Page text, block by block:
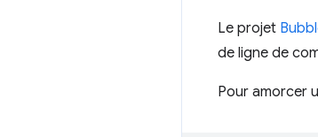
Le projet
de ligne de
Pour amorcer